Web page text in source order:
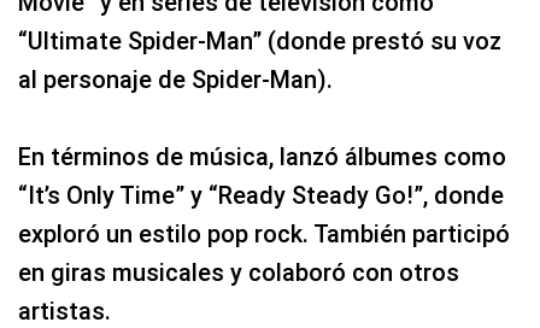
“Ultimate Spider-Man” (donde prestó su voz
al personaje de Spider-Man).
En términos de música, lanzó álbumes como
“It’s Only Time” y “Ready Steady Go!”, donde
exploró un estilo pop rock. También participó
en giras musicales y colaboró con otros
artistas.